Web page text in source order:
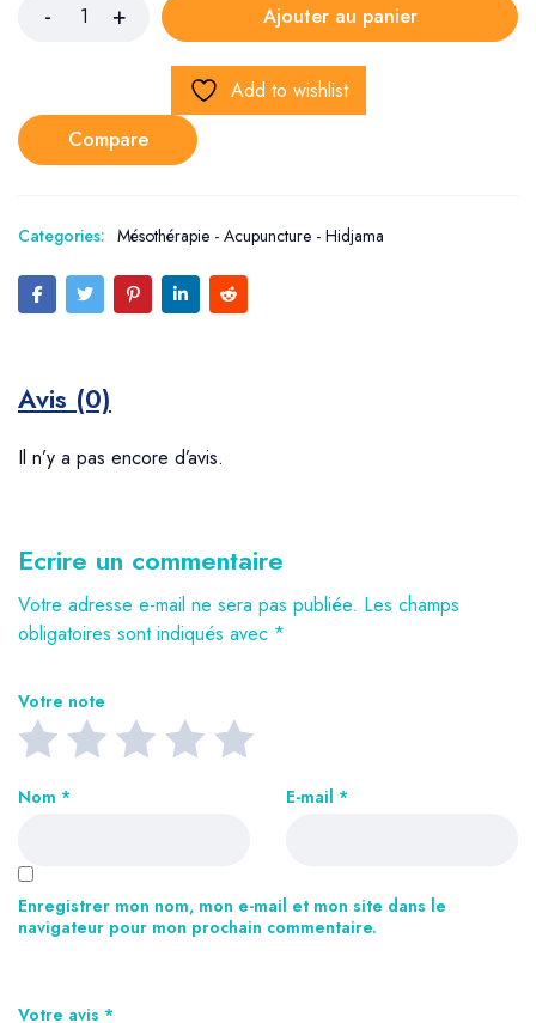
Ajouter au panier
Add to wishlist
Compare
Categories: Mésothérapie - Acupuncture - Hidjama
Avis (0)
Il n’y a pas encore d’avis.
Ecrire un commentaire
Votre adresse e-mail ne sera pas publiée. Les champs
obligatoires sont indiqués avec *
Votre note
Votre avis *
Nom * E-mail *
Enregistrer mon nom, mon e-mail et mon site dans le
navigateur pour mon prochain commentaire.